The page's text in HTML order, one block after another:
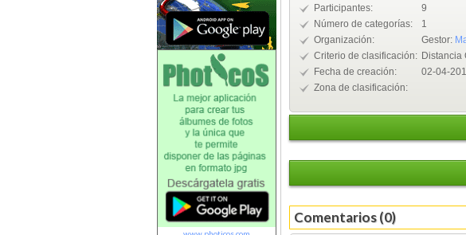
www.photicos.com
Participantes:
9
Número de categorías:
1
Organización:
Gestor:
Criterio de clasificación: Distancia
Fecha de creación:
02-04-
Zona de clasificación:
Comentarios (0)